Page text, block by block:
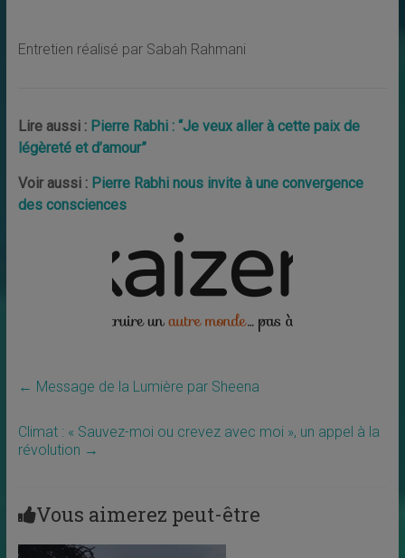
Entretien réalisé par Sabah Rahmani
Lire aussi : Pierre Rabhi : “Je veux aller à cette paix de
légèreté et d’amour”
Voir aussi : Pierre Rabhi nous invite à une convergence
des consciences
← Message de la Lumière par Sheena
Climat : « Sauvez-moi ou crevez avec moi », un appel à la
révolution →
Vous aimerez peut-être